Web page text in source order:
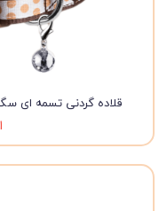
قلاده گردنی تسمه ای سگ